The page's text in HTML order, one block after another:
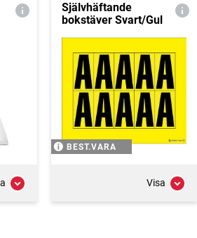
Självhäftande
bokstäver Svart/Gul
BEST.VARA
Visa